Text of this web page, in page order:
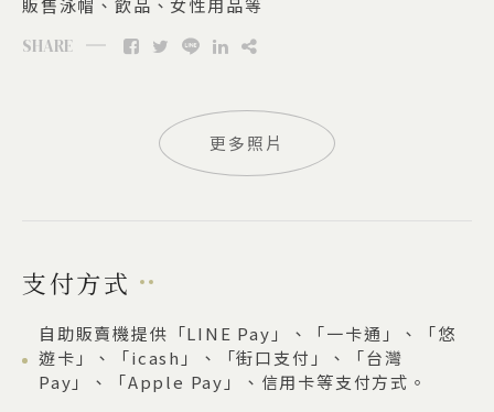
SHARE
更多照片
支付方式
自助販賣機提供「LINE Pay」、「一卡通」、「悠
遊卡」、「icash」、「街口支付」、「台灣
Pay」、「Apple Pay」、信用卡等支付方式。